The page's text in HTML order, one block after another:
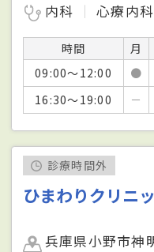
内科
心療内科
時間 月
09:00～12:00
●
16:30～19:00
－
診療時間外
ひまわりクリニ
兵庫県小野市神